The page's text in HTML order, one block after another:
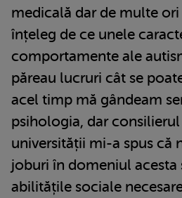
medicală dar de multe
înțeleg de ce unele
comportamente ale
păreau lucruri cât se
acel timp mă gândeam
psihologia, dar
universității mi-a spus că
joburi în domeniul acesta
abilitățile sociale